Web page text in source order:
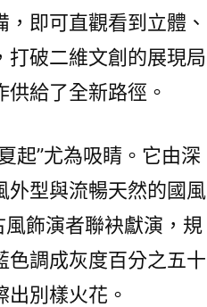
即可直觀看到立體、
打破二維文創的展現局
給了全新路徑。
起”尤為吸睛。它由深
外型與流暢天然的國風
飾演者聯袂獻演，規
色調成灰度百分之五十
別樣火花。